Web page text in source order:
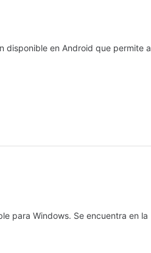
disponible en Android que permite a
para Windows. Se encuentra en la